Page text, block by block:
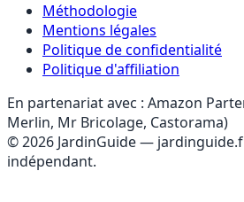
Méthodologie
Mentions légales
Politique de confidentialité
Politique d'affiliation
En partenariat avec : Amazon
Merlin, Mr Bricolage, Castorama)
© 2026 JardinGuide —
indépendant.